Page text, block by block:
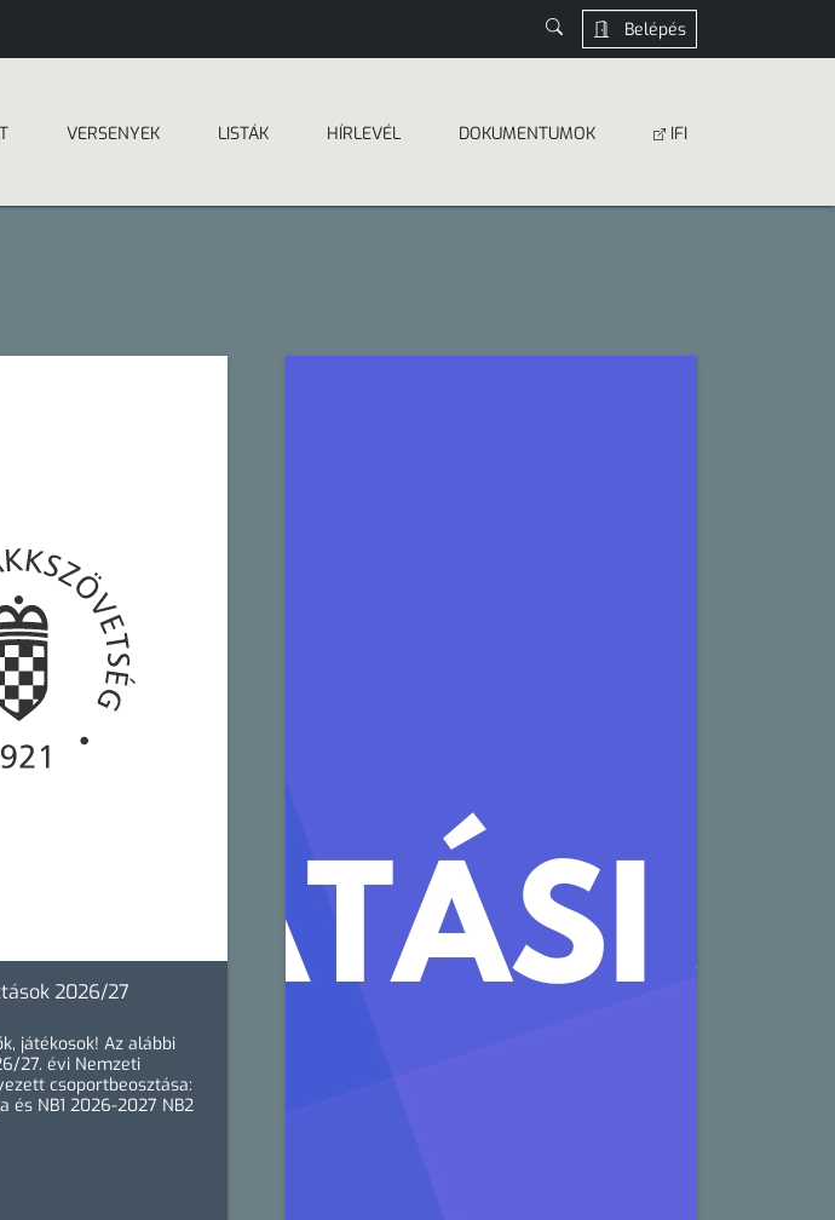
Belépés
VERSENYEK LISTÁK HÍRLEVÉL DOKUMEN­­TUMOK IFI
2026/27
játékosok! Az alábbi
27. évi Nemzeti
csoportbeosztása:
és NB1 2026-2027 NB2